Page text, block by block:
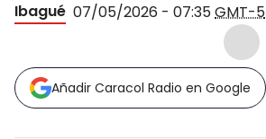
Ibagué 07/05/2026 - 07:35GMT-5
Añadir Caracol Radio en Google